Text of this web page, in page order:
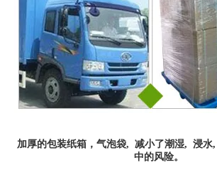
加厚的包装纸箱， 气泡袋, 减小了潮湿, 浸水,
中的风险。